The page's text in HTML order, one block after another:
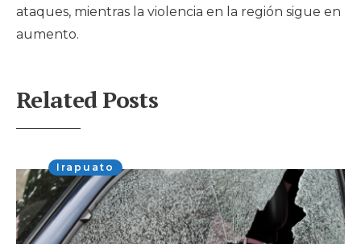
ataques, mientras la violencia en la región sigue en
aumento.
Related Posts
Irapuato